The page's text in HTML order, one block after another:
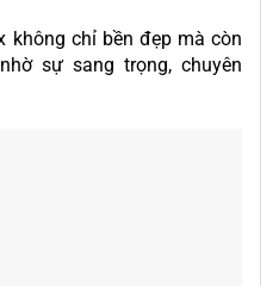
không chỉ bền đẹp mà còn
sự sang trọng, chuyên